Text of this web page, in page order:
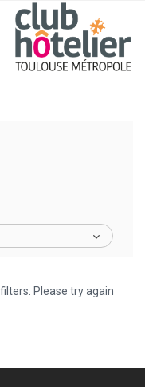
Please try again